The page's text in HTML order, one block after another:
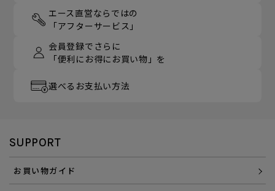
エース直営ならではの
「アフターサービス」
会員登録でさらに
「便利にお得にお買い物」を
選べるお支払い方法
SUPPORT
お買い物ガイド